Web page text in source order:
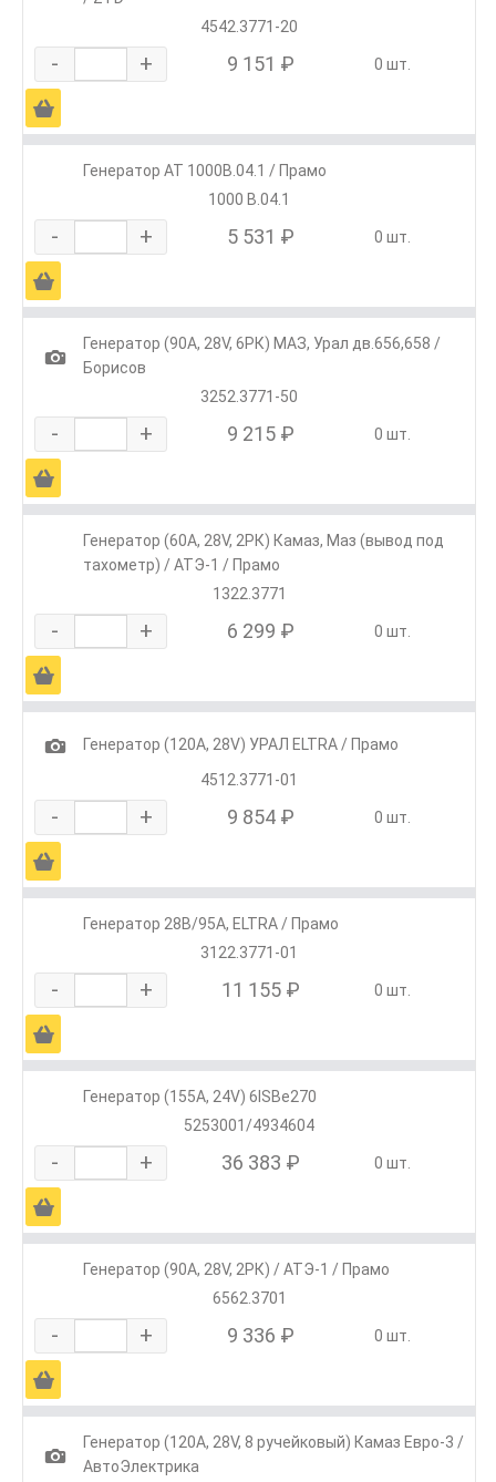
4542.3771-20
- + 9 151 ₽ 0 шт.
Ä
Генератор АТ 1000В.04.1 / Прамо
1000 В.04.1
- + 5 531 ₽ 0 шт.
Ä
1
Генератор (90А, 28V, 6РК) МАЗ, Урал дв.656,658 /
Борисов
3252.3771-50
- + 9 215 ₽ 0 шт.
Ä
Генератор (60А, 28V, 2РК) Камаз, Маз (вывод под
тахометр) / АТЭ-1 / Прамо
1322.3771
- + 6 299 ₽ 0 шт.
Ä
1
Генератор (120А, 28V) УРАЛ ELTRA / Прамо
4512.3771-01
- + 9 854 ₽ 0 шт.
Ä
Генератор 28В/95А, ELTRA / Прамо
3122.3771-01
- + 11 155 ₽ 0 шт.
Ä
Генератор (155А, 24V) 6ISBe270
5253001/4934604
- + 36 383 ₽ 0 шт.
Ä
Генератор (90А, 28V, 2РК) / АТЭ-1 / Прамо
6562.3701
- + 9 336 ₽ 0 шт.
Ä
1
Генератор (120А, 28V, 8 ручейковый) Камаз Евро-3 /
АвтоЭлектрика